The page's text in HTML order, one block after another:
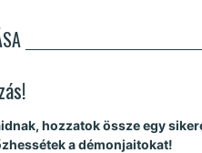
hozzatok össze egy
a démonjaitokat!